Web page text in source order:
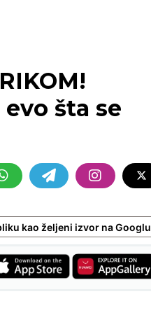
šta se
kao željeni izvor na Googlu